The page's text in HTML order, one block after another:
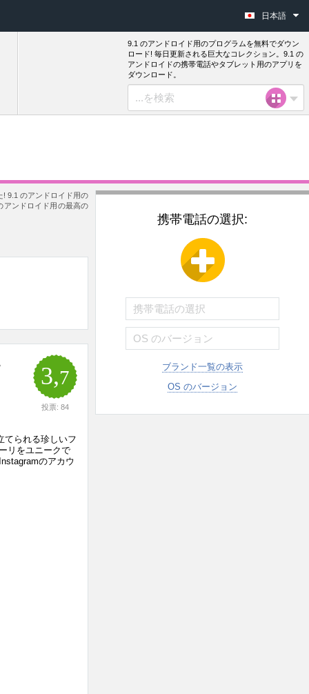
日本語
9.1 のアンドロイド用のプログラムを無料でダウン
ロード! 毎日更新される巨大なコレクション。9.1 の
アンドロイドの携帯電話やタブレット用のアプリを
ダウンロード。
! 9.1 のアンドロイド用の
アンドロイド用の最高の
3,7
投票: 84
てられる珍しいフ
リをユニークで
のアカウ
携帯電話の選択:
ブランド一覧の表示
OS のバージョン